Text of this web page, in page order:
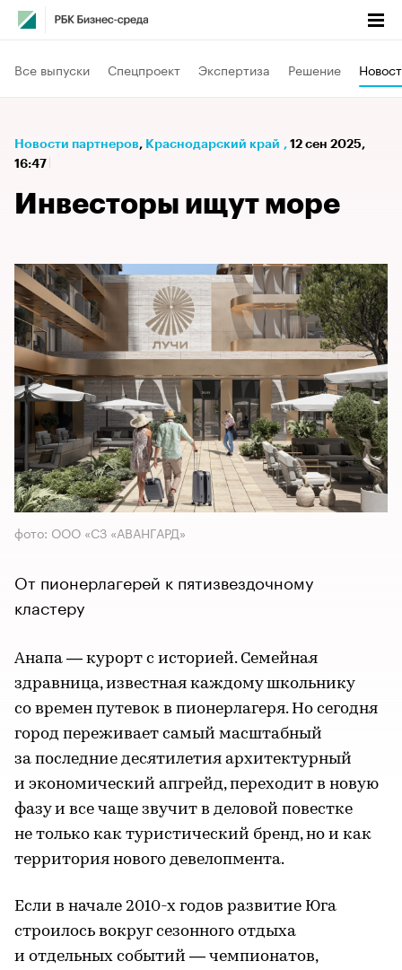
Все выпуски Спецпроект Экспертиза Решение
Новости партнеров⁠, Краснодарский край , 12 сен 2025,
16:47
Инвесторы ищут море
фото: ООО «СЗ «АВАНГАРД»
От пионерлагерей к пятизвездочному
кластеру
Анапа — курорт с историей. Семейная
здравница, известная каждому школьнику
со времен путевок в пионерлагеря. Но сегодня
город переживает самый масштабный
за последние десятилетия архитектурный
и экономический апгрейд, переходит в новую
фазу и все чаще звучит в деловой повестке
не только как туристический бренд, но и как
территория нового девелопмента.
Если в начале 2010-х годов развитие Юга
строилось вокруг сезонного отдыха
и отдельных событий — чемпионатов,